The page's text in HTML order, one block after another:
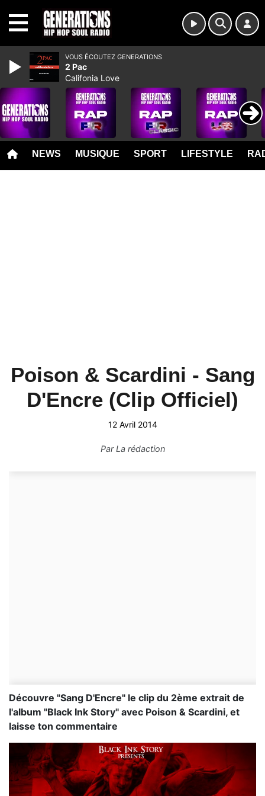
NEWS MUSIQUE SPORT LIFESTYLE
Poison & Scardini - Sang
D'Encre (Clip Officiel)
12 Avril 2014
ParLa rédaction
Découvre "Sang D'Encre" le clip du 2ème extrait de
l'album "Black Ink Story" avec Poison & Scardini, et
laisse ton commentaire
VOUS ÉCOUTEZ GENERATIONS
2 Pac
Califonia Love